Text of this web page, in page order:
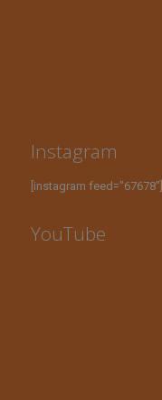
Instagram
[instagram feed="67678"]
YouTube